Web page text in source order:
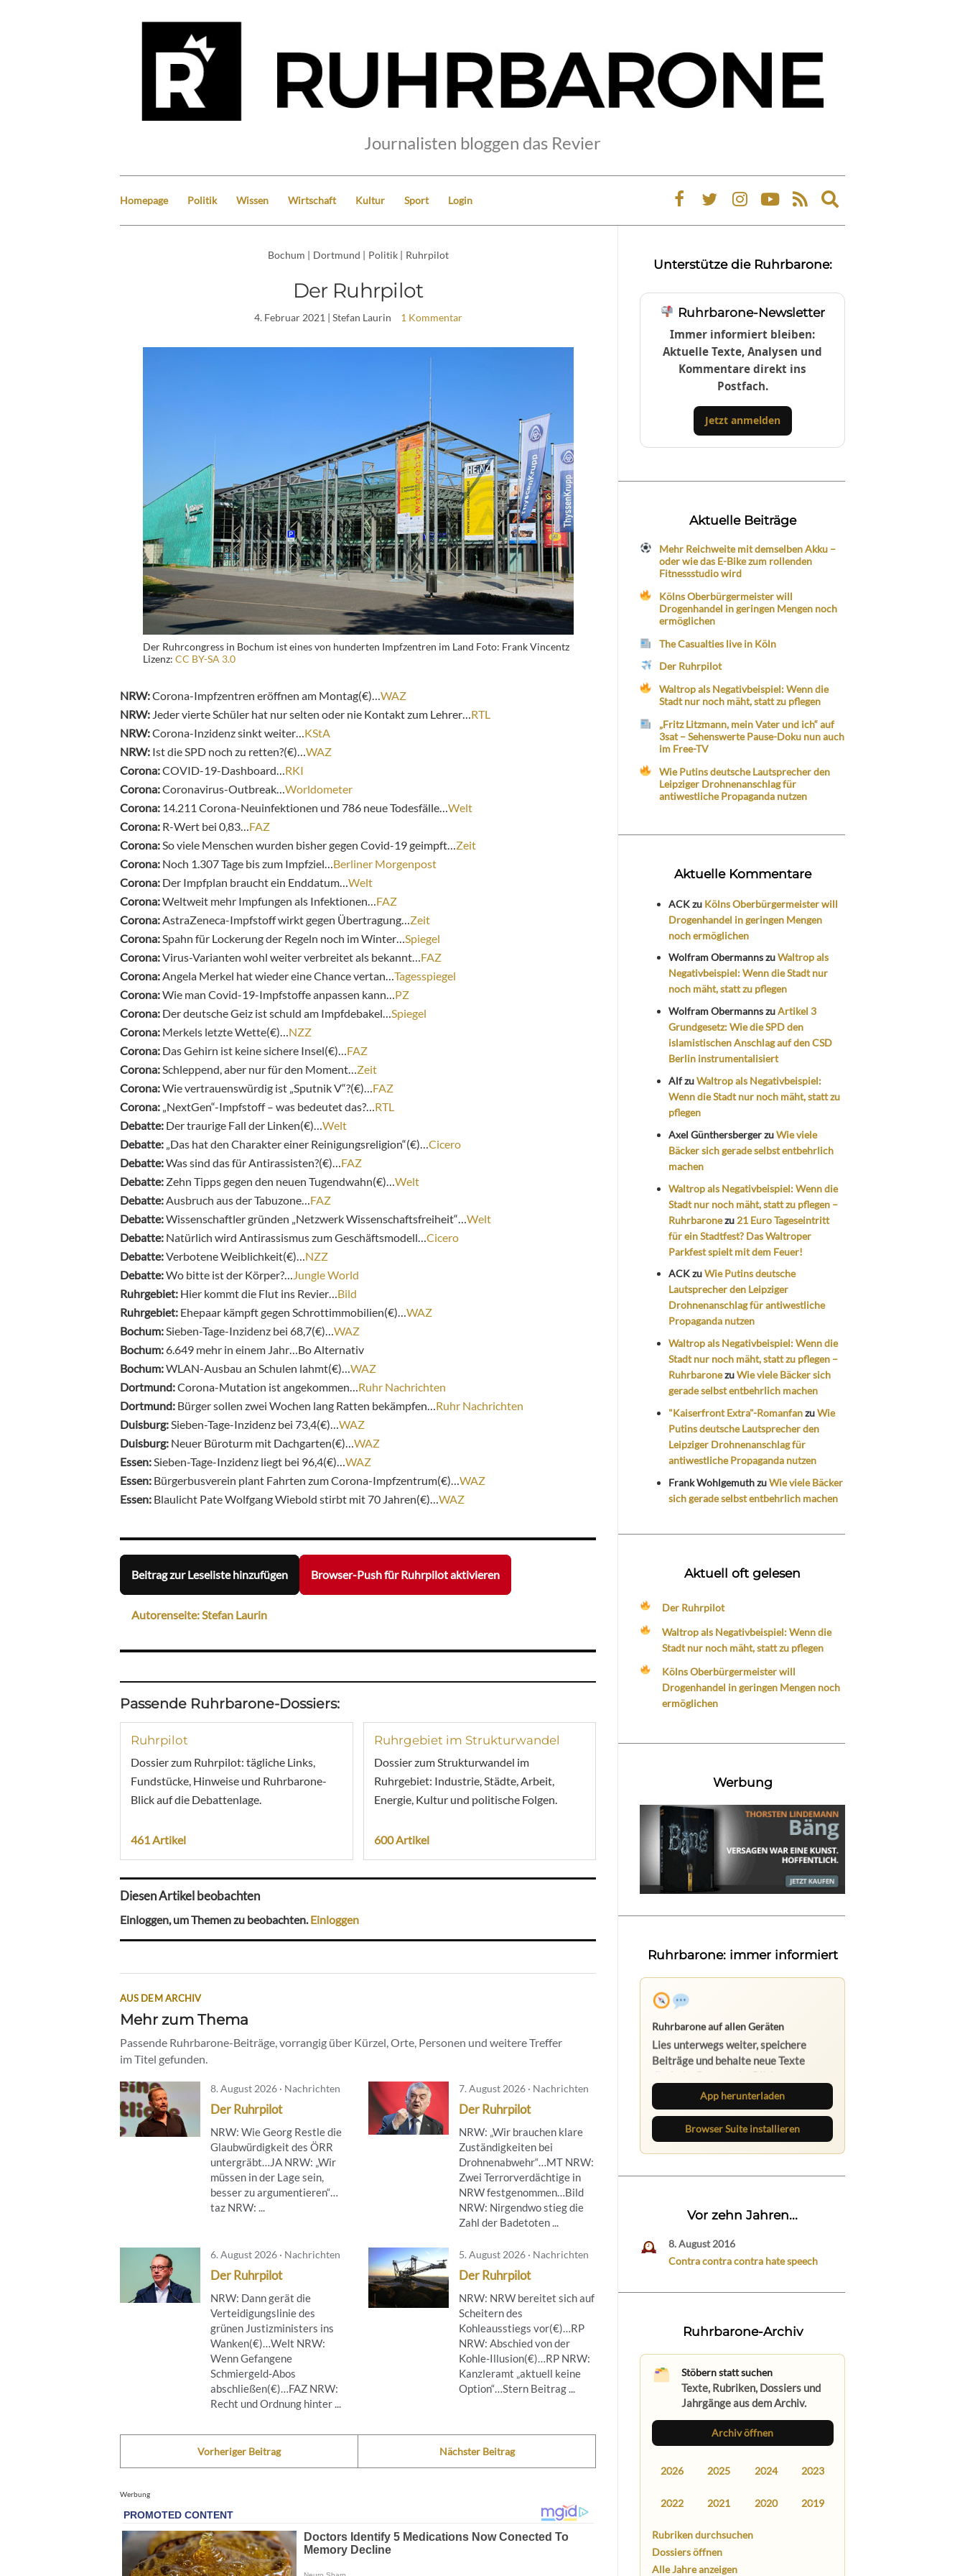
Journalisten bloggen das Revier
Homepage Politik Wissen Wirtschaft Kultur Sport Login
Expand
search
Bochum | Dortmund | Politik | Ruhrpilot
Der Ruhrpilot
4. Februar 2021 | Stefan Laurin 1 Kommentar
Der Ruhrcongress in Bochum ist eines von hunderten Impfzentren im Land Foto: Frank Vincentz
Lizenz: CC BY-SA 3.0
NRW:Corona-Impfzentren eröffnen am Montag(€)… WAZ
NRW: Jeder vierte Schüler hat nur selten oder nie Kontakt zum Lehrer… RTL
NRW:Corona-Inzidenz sinkt weiter… KStA
NRW: Ist die SPD noch zu retten?(€)… WAZ
Corona:COVID-19-Dashboard… RKI
Corona:Coronavirus-Outbreak… Worldometer
Corona: 14.211 Corona-Neuinfektionen und 786 neue Todesfälle… Welt
Corona: R-Wert bei 0,83… FAZ
Corona: So viele Menschen wurden bisher gegen Covid-19 geimpft… Zeit
Corona: Noch 1.307 Tage bis zum Impfziel… Berliner Morgenpost
Corona: Der Impfplan braucht ein Enddatum… Welt
Corona:Weltweit mehr Impfungen als Infektionen… FAZ
Corona: AstraZeneca-Impfstoff wirkt gegen Übertragung… Zeit
Corona: Spahn für Lockerung der Regeln noch im Winter… Spiegel
Corona:Virus-Varianten wohl weiter verbreitet als bekannt… FAZ
Corona: Angela Merkel hat wieder eine Chance vertan… Tagesspiegel
Corona:Wie man Covid-19-Impfstoffe anpassen kann… PZ
Corona: Der deutsche Geiz ist schuld am Impfdebakel… Spiegel
Corona: Merkels letzte Wette(€)… NZZ
Corona: Das Gehirn ist keine sichere Insel(€)… FAZ
Corona: Schleppend, aber nur für den Moment… Zeit
Corona:Wie vertrauenswürdig ist „Sputnik V“?(€)… FAZ
Corona: „NextGen“-Impfstoff – was bedeutet das?… RTL
Debatte: Der traurige Fall der Linken(€)… Welt
Debatte: „Das hat den Charakter einer Reinigungsreligion“(€)… Cicero
Debatte:Was sind das für Antirassisten?(€)… FAZ
Debatte: Zehn Tipps gegen den neuen Tugendwahn(€)… Welt
Debatte: Ausbruch aus der Tabuzone… FAZ
Debatte:Wissenschaftler gründen „Netzwerk Wissenschaftsfreiheit“… Welt
Debatte: Natürlich wird Antirassismus zum Geschäftsmodell… Cicero
Debatte:Verbotene Weiblichkeit(€)… NZZ
Debatte:Wo bitte ist der Körper?…
Jungle World
Ruhrgebiet: Hier kommt die Flut ins Revier… Bild
Ruhrgebiet: Ehepaar kämpft gegen Schrottimmobilien(€)… WAZ
Bochum: Sieben-Tage-Inzidenz bei 68,7(€)… WAZ
Bochum:6.649 mehr in einem Jahr…Bo Alternativ
Bochum:WLAN-Ausbau an Schulen lahmt(€)… WAZ
Dortmund:Corona-Mutation ist angekommen… Ruhr Nachrichten
Dortmund: Bürger sollen zwei Wochen lang Ratten bekämpfen… Ruhr Nachrichten
Duisburg: Sieben-Tage-Inzidenz bei 73,4(€)… WAZ
Duisburg: Neuer Büroturm mit Dachgarten(€)… WAZ
Essen: Sieben-Tage-Inzidenz liegt bei 96,4(€)… WAZ
Essen: Bürgerbusverein plant Fahrten zum Corona-Impfzentrum(€)… WAZ
Essen: Blaulicht Pate Wolfgang Wiebold stirbt mit 70 Jahren(€)… WAZ
Beitrag zur Leseliste hinzufügen Browser-Push für Ruhrpilot aktivieren
Autorenseite: Stefan Laurin
Passende Ruhrbarone-Dossiers:
Ruhrpilot
Dossier zum Ruhrpilot: tägliche Links,
Fundstücke, Hinweise und Ruhrbarone-
Blick auf die Debattenlage.
461 Artikel
Ruhrgebiet im Strukturwandel
Dossier zum Strukturwandel im
Ruhrgebiet: Industrie, Städte, Arbeit,
Energie, Kultur und politische Folgen.
600 Artikel
Diesen Artikel beobachten
Einloggen, um Themen zu beobachten.Einloggen
AUS DEM ARCHIV
Mehr zum Thema
Passende Ruhrbarone-Beiträge, vorrangig über Kürzel, Orte, Personen und weitere Treffer
im Titel gefunden.
8. August 2026 · Nachrichten
Der Ruhrpilot
NRW: Wie Georg Restle die
Glaubwürdigkeit des ÖRR
untergräbt…JA NRW: „Wir
müssen in der Lage sein,
besser zu argumentieren“…
taz NRW: ...
7. August 2026 · Nachrichten
Der Ruhrpilot
NRW: „Wir brauchen klare
Zuständigkeiten bei
Drohnenabwehr“…MT NRW:
Zwei Terrorverdächtige in
NRW festgenommen…Bild
NRW: Nirgendwo stieg die
Zahl der Badetoten ...
6. August 2026 · Nachrichten
Der Ruhrpilot
NRW: Dann gerät die
Verteidigungslinie des
grünen Justizministers ins
Wanken(€)…Welt NRW:
Wenn Gefangene
Schmiergeld-Abos
abschließen(€)…FAZ NRW:
Recht und Ordnung hinter ...
5. August 2026 · Nachrichten
Der Ruhrpilot
NRW: NRW bereitet sich auf
Scheitern des
Kohleausstiegs vor(€)…RP
NRW: Abschied von der
Kohle-Illusion(€)…RP NRW:
Kanzleramt „aktuell keine
Option“…Stern Beitrag ...
Vorheriger Beitrag Nächster Beitrag
Werbung
Unterstütze die Ruhrbarone:
Ruhrbarone-Newsletter
Immer informiert bleiben:
Aktuelle Texte, Analysen und
Kommentare direkt ins
Postfach.
Jetzt anmelden
Aktuelle Beiträge
Mehr Reichweite mit demselben Akku –
oder wie das E-Bike zum rollenden
Fitnessstudio wird
Kölns Oberbürgermeister will
Drogenhandel in geringen Mengen noch
ermöglichen
The Casualties live in Köln
Der Ruhrpilot
Waltrop als Negativbeispiel: Wenn die
Stadt nur noch mäht, statt zu pflegen
„Fritz Litzmann, mein Vater und ich“ auf
3sat – Sehenswerte Pause-Doku nun auch
im Free-TV
Wie Putins deutsche Lautsprecher den
Leipziger Drohnenanschlag für
antiwestliche Propaganda nutzen
Aktuelle Kommentare
ACKzu Kölns Oberbürgermeister will
Drogenhandel in geringen Mengen
noch ermöglichen
Wolfram ObermannszuWaltrop als
Negativbeispiel: Wenn die Stadt nur
noch mäht, statt zu pflegen
Wolfram ObermannszuArtikel 3
Grundgesetz: Wie die SPD den
islamistischen Anschlag auf den CSD
Berlin instrumentalisiert
AlfzuWaltrop als Negativbeispiel:
Wenn die Stadt nur noch mäht, statt zu
pflegen
Axel GünthersbergerzuWie viele
Bäcker sich gerade selbst entbehrlich
machen
Waltrop als Negativbeispiel: Wenn die
Stadt nur noch mäht, statt zu pflegen –
Ruhrbaronezu 21 Euro Tageseintritt
für ein Stadtfest? Das Waltroper
Parkfest spielt mit dem Feuer!
ACKzuWie Putins deutsche
Lautsprecher den Leipziger
Drohnenanschlag für antiwestliche
Propaganda nutzen
Waltrop als Negativbeispiel: Wenn die
Stadt nur noch mäht, statt zu pflegen –
RuhrbaronezuWie viele Bäcker sich
gerade selbst entbehrlich machen
"Kaiserfront Extra"-RomanfanzuWie
Putins deutsche Lautsprecher den
Leipziger Drohnenanschlag für
antiwestliche Propaganda nutzen
Frank WohlgemuthzuWie viele Bäcker
sich gerade selbst entbehrlich machen
Aktuell oft gelesen
Der Ruhrpilot
Waltrop als Negativbeispiel: Wenn die
Stadt nur noch mäht, statt zu pflegen
Kölns Oberbürgermeister will
Drogenhandel in geringen Mengen noch
ermöglichen
Werbung
Ruhrbarone: immer informiert
App herunterladen
Browser Suite installieren
Vor zehn Jahren...
8. August 2016
Contra contra contra hate speech
Ruhrbarone-Archiv
Stöbern statt suchen
Texte, Rubriken, Dossiers und
Jahrgänge aus dem Archiv.
Archiv öffnen
2026 2025 2024 2023
2022 2021 2020 2019
Rubriken durchsuchen
Dossiers öffnen
Alle Jahre anzeigen